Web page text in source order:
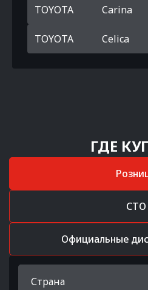
TOYOTA Carina
TOYOTA Celica
ГДЕ
СТО
Официальные
Страна